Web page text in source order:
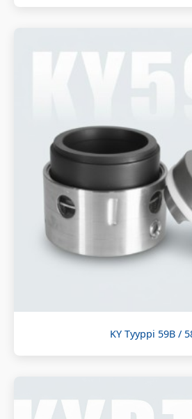
KY Tyyppi 59B /